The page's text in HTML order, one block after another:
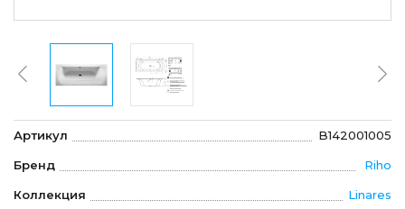
Артикул B142001005
Бренд Riho
Коллекция Linares